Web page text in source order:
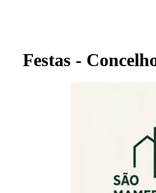
Festas -